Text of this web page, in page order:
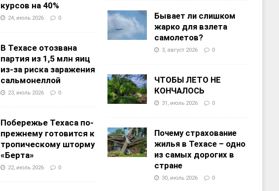
курсов на 40%
24, июль 2026 0
В Техасе отозвана
партия из 1,5 млн яиц
из-за риска заражения
сальмонеллой
23, июль 2026 0
Побережье Техаса по-
прежнему готовится к
тропическому шторму
«Берта»
22, июль 2026 0
Бывает ли слишком
жарко для взлета
самолетов?
3, август 2026 0
ЧТОБЫ ЛЕТО НЕ
КОНЧАЛОСЬ
31, июль 2026 0
Почему страхование
жилья в Техасе – одно
из самых дорогих в
стране
30, июль 2026 0